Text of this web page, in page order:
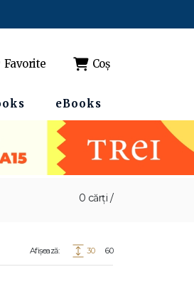
Favorite Coș
eBooks
0 cărți /
Afișează: 30 60